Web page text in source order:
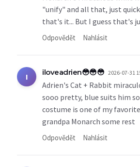
"unify" and all that, just
that's it... But I guess that's
Odpovědět Nahlásit
I iloveadrien😳😳😳 2026-07-31
Adrien's Cat + Rabbit
sooo pretty, blue suits him
costume is one of my
grandpa Monarch some rest
Odpovědět Nahlásit